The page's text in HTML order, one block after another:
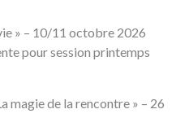
» – 10/11 octobre 2026
pour session printemps
magie de la rencontre » – 26